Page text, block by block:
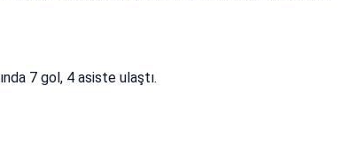
7 gol, 4 asiste ulaştı.